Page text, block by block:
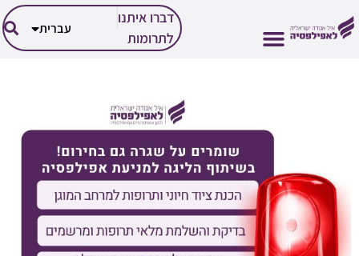
דברו איתנו
לתרומות
עברית
العربية
English